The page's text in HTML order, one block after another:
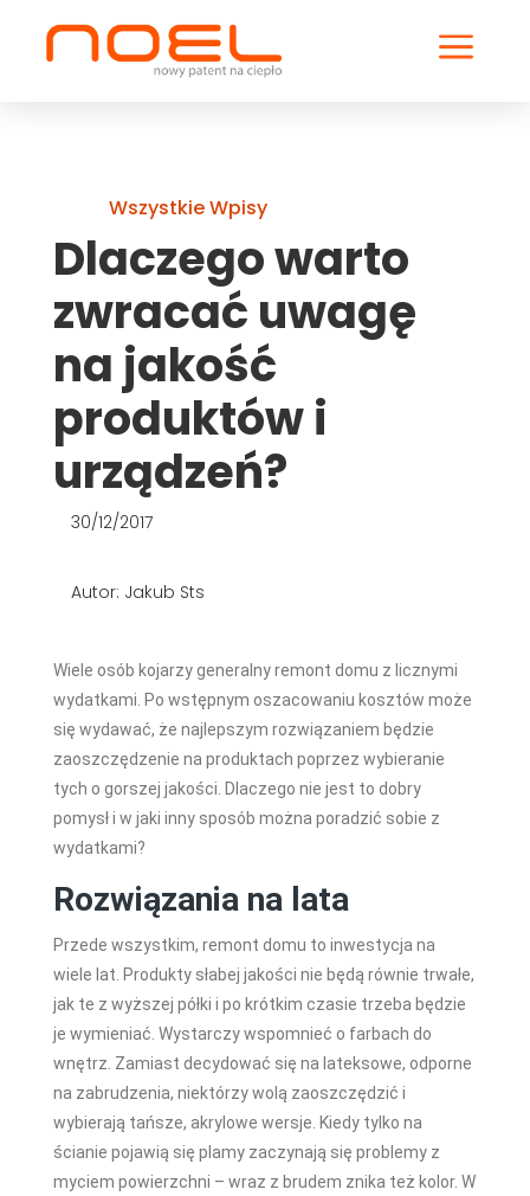
a
Wszystkie Wpisy
Dlaczego warto
zwracać uwagę
na jakość
produktów i
urządzeń?
30/12/2017
Autor: Jakub Sts
Wiele osób kojarzy generalny remont domu z licznymi
wydatkami. Po wstępnym oszacowaniu kosztów może
się wydawać, że najlepszym rozwiązaniem będzie
zaoszczędzenie na produktach poprzez wybieranie
tych o gorszej jakości. Dlaczego nie jest to dobry
pomysł i w jaki inny sposób można poradzić sobie z
wydatkami?
Rozwiązania na lata
Przede wszystkim, remont domu to inwestycja na
wiele lat. Produkty słabej jakości nie będą równie trwałe,
jak te z wyższej półki i po krótkim czasie trzeba będzie
je wymieniać. Wystarczy wspomnieć o farbach do
wnętrz. Zamiast decydować się na lateksowe, odporne
na zabrudzenia, niektórzy wolą zaoszczędzić i
wybierają tańsze, akrylowe wersje. Kiedy tylko na
ścianie pojawią się plamy zaczynają się problemy z
myciem powierzchni – wraz z brudem znika też kolor. W